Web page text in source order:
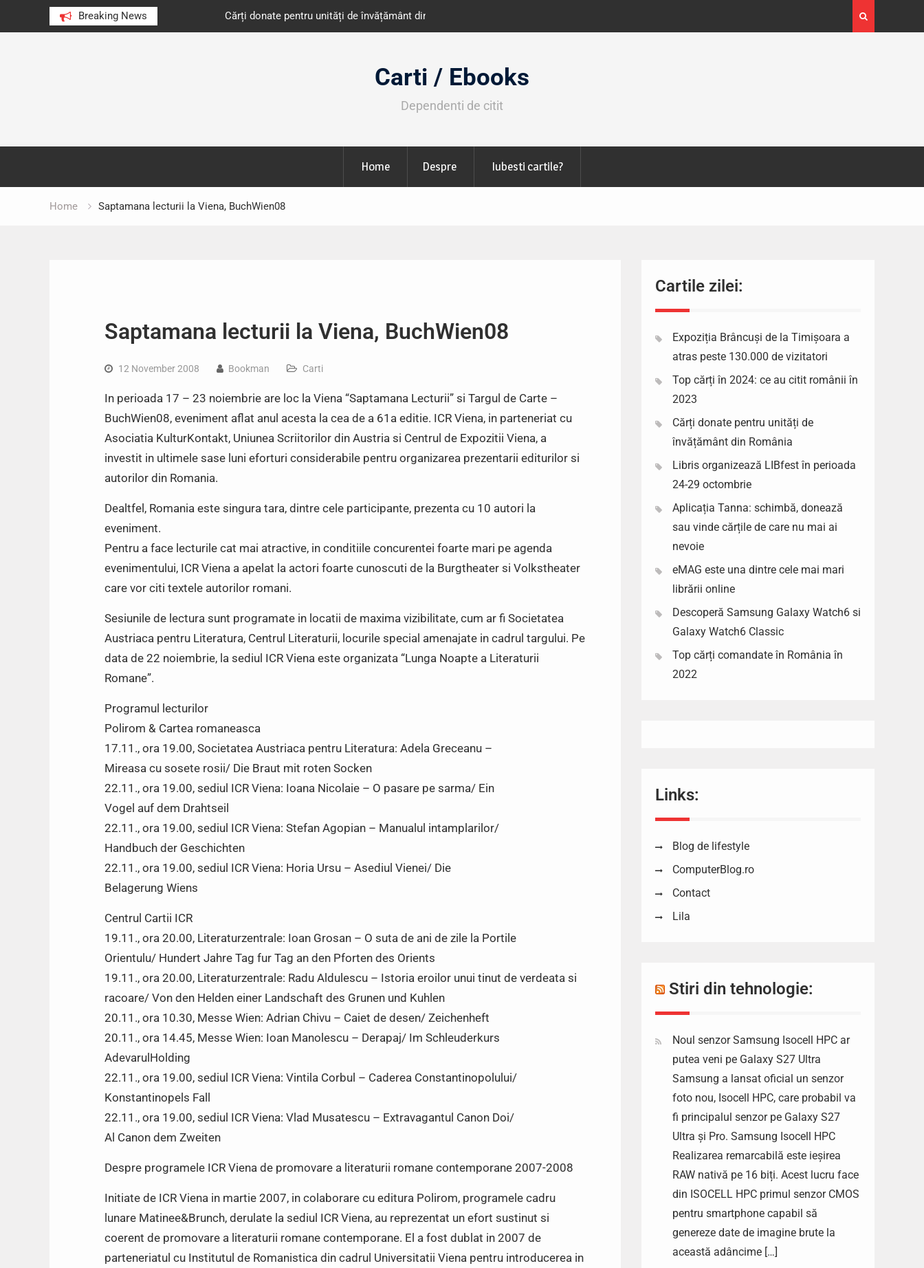
Breaking News
au citit românii în 2023 Cărți donate pentru unități de învățământ din România
octombrie
Expoziția Brâncuși de la Timișoara a atras peste
130.000 de vizitatori
Carti / Ebooks
Dependenti de citit
Home Despre Iubesti cartile?
Home Saptamana lecturii la Viena, BuchWien08
Saptamana lecturii la Viena, BuchWien08
12 November 2008 Bookman Carti
In perioada 17 – 23 noiembrie are loc la Viena “Saptamana Lecturii” si Targul de Carte –
BuchWien08, eveniment aflat anul acesta la cea de a 61a editie. ICR Viena, in parteneriat cu
Asociatia KulturKontakt, Uniunea Scriitorilor din Austria si Centrul de Expozitii Viena, a
investit in ultimele sase luni eforturi considerabile pentru organizarea prezentarii editurilor si
autorilor din Romania.
Dealtfel, Romania este singura tara, dintre cele participante, prezenta cu 10 autori la
eveniment.
Pentru a face lecturile cat mai atractive, in conditiile concurentei foarte mari pe agenda
evenimentului, ICR Viena a apelat la actori foarte cunoscuti de la Burgtheater si Volkstheater
care vor citi textele autorilor romani.
Sesiunile de lectura sunt programate in locatii de maxima vizibilitate, cum ar fi Societatea
Austriaca pentru Literatura, Centrul Literaturii, locurile special amenajate in cadrul targului. Pe
data de 22 noiembrie, la sediul ICR Viena este organizata “Lunga Noapte a Literaturii
Romane”.
Programul lecturilor
Polirom & Cartea romaneasca
17.11., ora 19.00, Societatea Austriaca pentru Literatura: Adela Greceanu –
Mireasa cu sosete rosii/ Die Braut mit roten Socken
22.11., ora 19.00, sediul ICR Viena: Ioana Nicolaie – O pasare pe sarma/ Ein
Vogel auf dem Drahtseil
22.11., ora 19.00, sediul ICR Viena: Stefan Agopian – Manualul intamplarilor/
Handbuch der Geschichten
22.11., ora 19.00, sediul ICR Viena: Horia Ursu – Asediul Vienei/ Die
Belagerung Wiens
Centrul Cartii ICR
19.11., ora 20.00, Literaturzentrale: Ioan Grosan – O suta de ani de zile la Portile
Orientulu/ Hundert Jahre Tag fur Tag an den Pforten des Orients
19.11., ora 20.00, Literaturzentrale: Radu Aldulescu – Istoria eroilor unui tinut de verdeata si
racoare/ Von den Helden einer Landschaft des Grunen und Kuhlen
20.11., ora 10.30, Messe Wien: Adrian Chivu – Caiet de desen/ Zeichenheft
20.11., ora 14.45, Messe Wien: Ioan Manolescu – Derapaj/ Im Schleuderkurs
AdevarulHolding
22.11., ora 19.00, sediul ICR Viena: Vintila Corbul – Caderea Constantinopolului/
Konstantinopels Fall
22.11., ora 19.00, sediul ICR Viena: Vlad Musatescu – Extravagantul Canon Doi/
Al Canon dem Zweiten
Despre programele ICR Viena de promovare a literaturii romane contemporane 2007-2008
Initiate de ICR Viena in martie 2007, in colaborare cu editura Polirom, programele cadru
lunare Matinee&Brunch, derulate la sediul ICR Viena, au reprezentat un efort sustinut si
coerent de promovare a literaturii romane contemporane. El a fost dublat in 2007 de
parteneriatul cu Institutul de Romanistica din cadrul Universitatii Viena pentru introducerea in
Cartile zilei:
Expoziția Brâncuși de la Timișoara a
atras peste 130.000 de vizitatori
Top cărți în 2024: ce au citit românii în
2023
Cărți donate pentru unități de
învățământ din România
Libris organizează LIBfest în perioada
24-29 octombrie
Aplicația Tanna: schimbă, donează
sau vinde cărțile de care nu mai ai
nevoie
eMAG este una dintre cele mai mari
librării online
Descoperă Samsung Galaxy Watch6 si
Galaxy Watch6 Classic
Top cărți comandate în România în
2022
Links:
Blog de lifestyle
ComputerBlog.ro
Contact
Lila
Stiri din tehnologie:
Noul senzor Samsung Isocell HPC ar
putea veni pe Galaxy S27 Ultra
Samsung a lansat oficial un senzor
foto nou, Isocell HPC, care probabil va
fi principalul senzor pe Galaxy S27
Ultra și Pro. Samsung Isocell HPC
Realizarea remarcabilă este ieșirea
RAW nativă pe 16 biți. Acest lucru face
din ISOCELL HPC primul senzor CMOS
pentru smartphone capabil să
genereze date de imagine brute la
această adâncime […]